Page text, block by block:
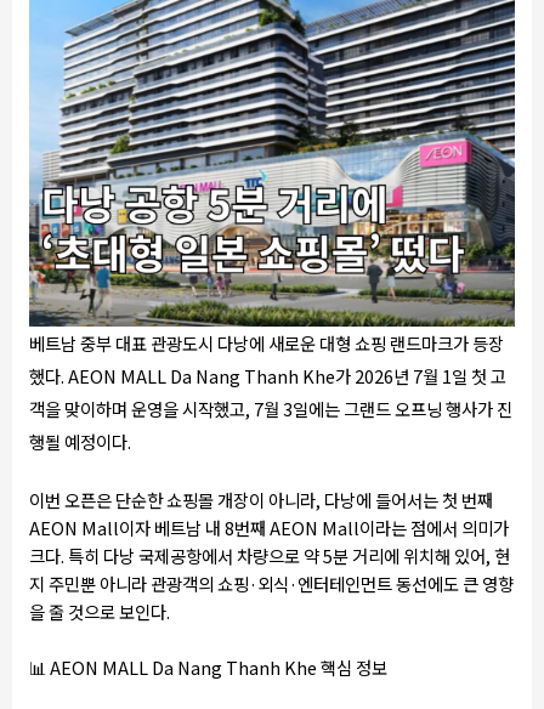
베트남 중부 대표 관광도시 다낭에 새로운 대형 쇼핑 랜드마크가 등장
했다. AEON MALL Da Nang Thanh Khe가 2026년 7월 1일 첫 고
객을 맞이하며 운영을 시작했고, 7월 3일에는 그랜드 오프닝 행사가 진
행될 예정이다.
이번 오픈은 단순한 쇼핑몰 개장이 아니라, 다낭에 들어서는 첫 번째
AEON Mall이자 베트남 내 8번째 AEON Mall이라는 점에서 의미가
크다. 특히 다낭 국제공항에서 차량으로 약 5분 거리에 위치해 있어, 현
지 주민뿐 아니라 관광객의 쇼핑·외식·엔터테인먼트 동선에도 큰 영향
을 줄 것으로 보인다.
📊 AEON MALL Da Nang Thanh Khe 핵심 정보